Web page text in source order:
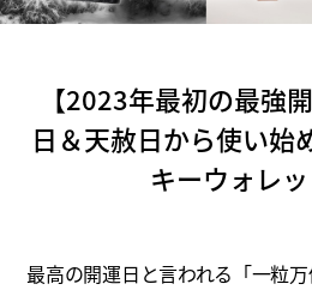
【2023年最初の最強
日＆天赦日から使い始
キーウォレ
最高の開運日と言われる「一粒